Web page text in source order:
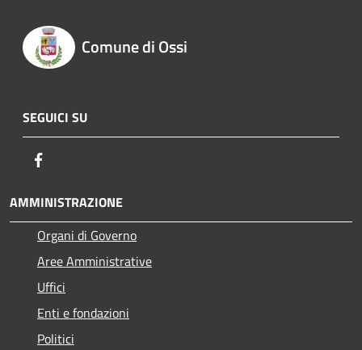
Comune di Ossi
SEGUICI SU
AMMINISTRAZIONE
Organi di Governo
Aree Amministrative
Uffici
Enti e fondazioni
Politici